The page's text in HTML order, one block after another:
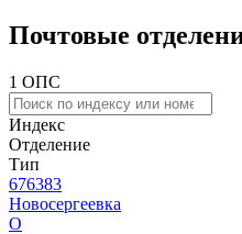
Почтовые
1 ОПС
Индекс
Отделение
Тип
676383
Новосергеевка
О